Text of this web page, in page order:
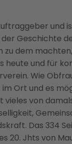
und
Geschichte
zu dem
heute und für
Wie
Ort und es
von
Das 334
20. Jhts von